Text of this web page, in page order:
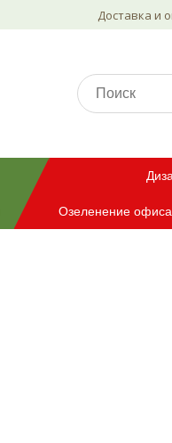
Доставка и
Озеленение офиса